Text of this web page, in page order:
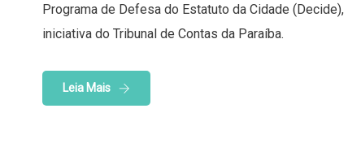
Programa de Defesa do Estatuto da Cidade (Decide),
iniciativa do Tribunal de Contas da Paraíba.
Leia Mais